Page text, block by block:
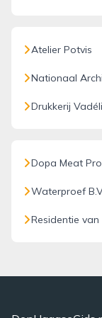
Atelier Potvis
Nationaal
Drukkerij Vadéli
Dopa Meat
Waterproef
Residentie